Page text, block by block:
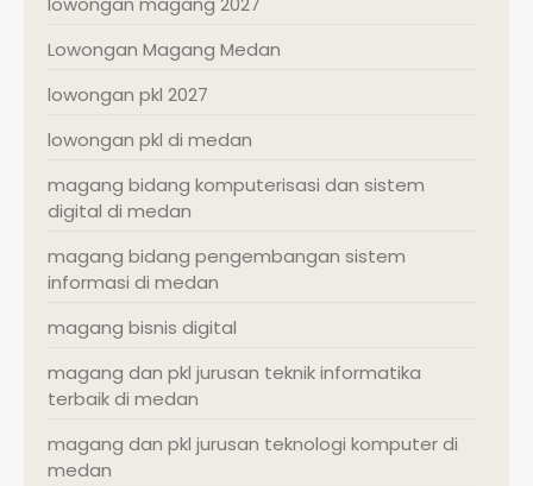
Lowongan Magang Medan
lowongan pkl 2027
lowongan pkl di medan
magang bidang komputerisasi dan sistem
digital di medan
magang bidang pengembangan sistem
informasi di medan
magang bisnis digital
magang dan pkl jurusan teknik informatika
terbaik di medan
magang dan pkl jurusan teknologi komputer di
medan